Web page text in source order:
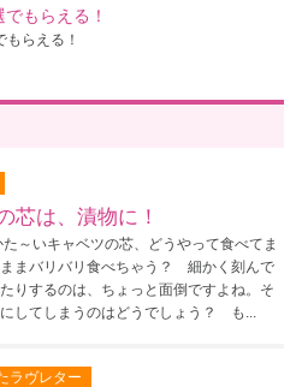
もらえる！
らえる！
芯は、漬物に！
た～いキャベツの芯、どうやって食べてま
まバリバリ食べちゃう？ 細かく刻んで
りするのは、ちょっと面倒ですよね。そ
してしまうのはどうでしょう？ も...
ラヴレター